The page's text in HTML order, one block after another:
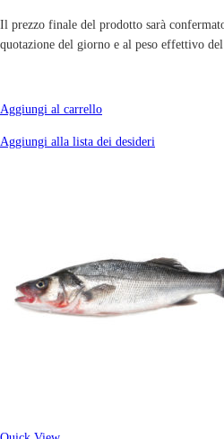
Il prezzo finale del prodotto sarà
quotazione del giorno e al peso effettivo
Aggiungi al carrello
Aggiungi alla lista dei desideri